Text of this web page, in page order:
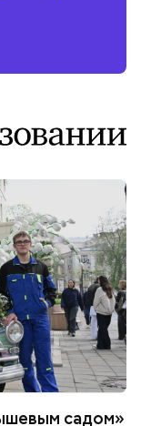
садом»